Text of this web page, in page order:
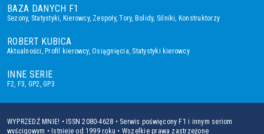
BAZA DANYCH F1
Sezony, Statystyki, Kierowcy, Zespoły,Tory, Bolidy, Silniki, Konstruktorzy
ROBERT KUBICA
Aktualności, Profil kierowcy,Osiągnięcia, Statystyki kierowcy
INNE SERIE
F2, F3, GP2,GP3
WYPRZEDŹ MNIE! • ISSN 2080-4628 • Serwis poświęcony F1 i innym seriom
wyścigowym • Istnieje od 1999 roku • Wszelkie prawa zastrzeżone